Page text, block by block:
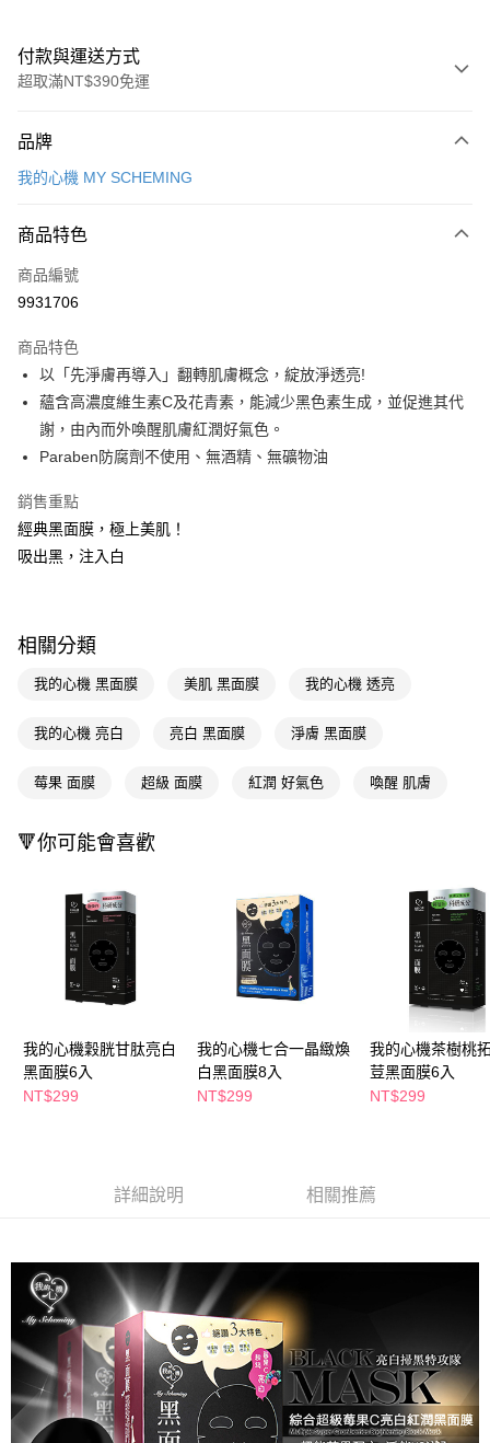
付款與運送方式
超取滿NT$390免運
POYA支付
超商取貨付款
LINE Pay
街口支付
悠遊付
Google Pay
相關說明
【關於「AFTEE先享後付」】
AFTEE先享後付是「在收到商品之後才付款」的支付方式。 讓您購物簡單
１．於結帳方式選擇「AFTEE先享後付」後，將跳轉至「AFTEE先享後付」
２．訂單成立數日內，您將收到繳費通知簡訊。
※ 請注意：結帳手續完成當下不需立刻繳費，但若您需要取消訂單，請聯絡
※ 交易是否成功請以「AFTEE先享後付 」之結帳頁面顯示為準，若有關於
【注意事項】
１．透過由恩沛科技股份有限公司提供之「AFTEE先享後付」服務完成之交
易，需依本服務之必要範圍內提供個人資料，並將交易相關給付款項請求債
權轉讓予恩沛科技股份有限公司。
２．關於個人資料處理事宜，請瀏覽以下網址：
３．未成年的使用者請事先徵得法定代理人或監護人之同意方可使用
「AFTEE先享後付」，若未經同意申辦者引起之損失，本公司不負相關責
任。
４．使用「AFTEE先享後付」時，將依據個別帳號之用戶狀況，依本公司即
即享券
全家取貨付款
每筆NT$65，滿NT$390(含以上)免運費
萊爾富取貨付款
付款後萊爾富取貨
7-11取貨付款
每筆NT$65，滿NT$490(含以上)免運費
付款後7-11取貨
宅配(本島)
每筆NT$100，滿NT$790(含以上)免運費
品牌
我的心機 MY SCHEMING
商品特色
商品編號
9931706
商品特色
以「先淨膚再導入」翻轉肌膚概念，綻放淨透亮!
蘊含高濃度維生素C及花青素，能減少黑色素生成，並促進其代
謝，由內而外喚醒肌膚紅潤好氣色。
Paraben防腐劑不使用、無酒精、無礦物油
銷售重點
經典黑面膜，極上美肌！
吸出黑，注入白
相關分類
我的心機 黑面膜 美肌 黑面膜 我的心機 透亮
我的心機 亮白 亮白 黑面膜 淨膚 黑面膜
莓果 面膜 超級 面膜 紅潤 好氣色 喚醒 肌膚
🔻你可能會喜歡
我的心機穀胱甘肽亮白
黑面膜6入
NT$299
我的心機七合一晶緻煥
白黑面膜8入
NT$299
我的心機茶樹桃
荳黑面膜6入
NT$299
詳細說明 相關推薦